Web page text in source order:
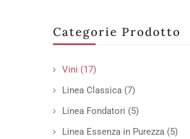
Categorie Prodotto
Vini (17)
Linea Classica (7)
Linea Fondatori (5)
Linea Essenza in Purezza (5)